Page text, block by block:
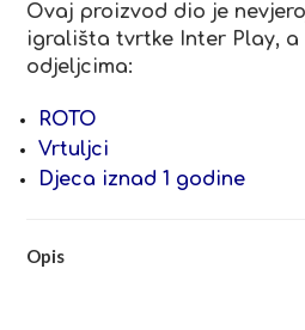
Ovaj proizvod dio je
igrališta tvrtke Inter Play, a
odjeljcima:
ROTO
Vrtuljci
Djeca iznad 1 godine
Opis